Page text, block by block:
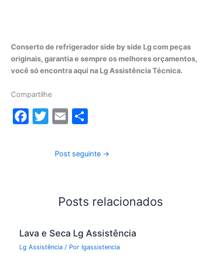
Conserto de refrigerador side by side Lg com peças
originais, garantia e sempre os melhores orçamentos,
você só encontra aqui na Lg Assistência Técnica.
Compartilhe
F
k
T
itt
er
E
ai ar
Post seguinte →
Posts relacionados
Lava e Seca Lg Assistência
Lg Assistência / Por lgassistencia